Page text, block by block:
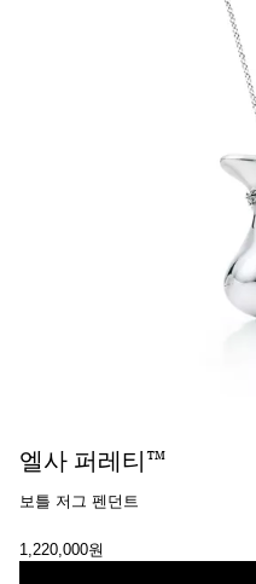
엘사 퍼레티™
보틀 저그 펜던트
1,220,000원